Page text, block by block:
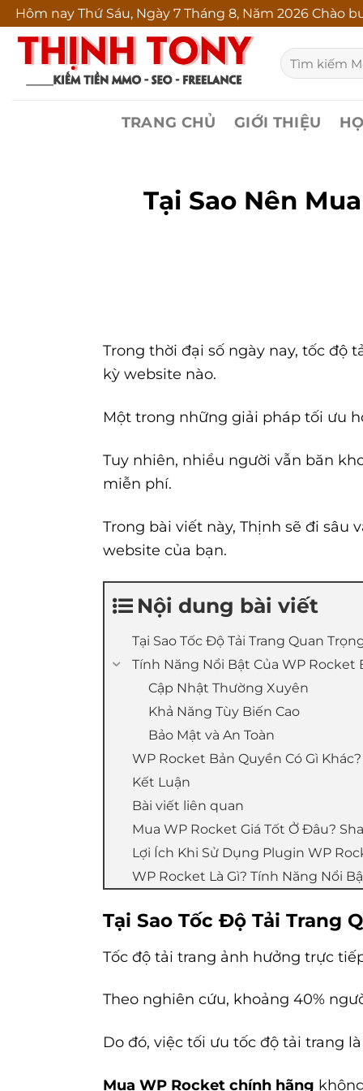
Bỏ
qua
dung
Hôm nay Thứ Sáu, Ngày 7 Tháng 8, Năm 2026 Chào
Tìm
kiếm:
TRANG CHỦ GIỚI THIỆU
Tại Sao Nên
Trong thời đại số ngày nay, tốc độ
kỳ website nào.
Một trong những giải pháp tối ưu
Tuy nhiên, nhiều người vẫn băn
miễn phí.
Trong bài viết này, Thịnh sẽ đi
website của bạn.
Nội dung bài viết
Tại Sao Tốc Độ Tải Trang Quan
Tính Năng Nổi Bật Của WP Rocket
Cập Nhật Thường Xuyên
Khả Năng Tùy Biến Cao
Bảo Mật và An Toàn
WP Rocket Bản Quyền Có Gì Khác?
Kết Luận
Bài viết liên quan
Mua WP Rocket Giá Tốt Ở Đâu?
Lợi Ích Khi Sử Dụng Plugin WP
WP Rocket Là Gì? Tính Năng Nổi
Tại Sao Tốc Độ Tải Trang
Tốc độ tải trang ảnh hưởng trực
Theo nghiên cứu, khoảng 40%
Do đó, việc tối ưu tốc độ tải trang
Mua WP Rocket chính hãng